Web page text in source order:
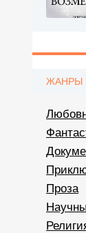
ЖАНРЫ
Проза